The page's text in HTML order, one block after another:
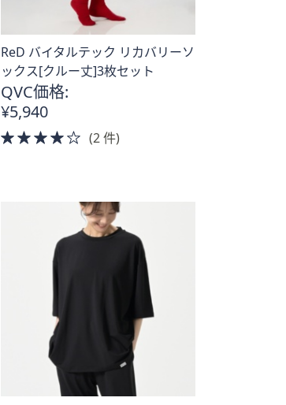
ReD バイタルテック リカバリーソ
ックス[クルー丈]3枚セット
QVC価格:
¥5,940
4.0
(2 件)